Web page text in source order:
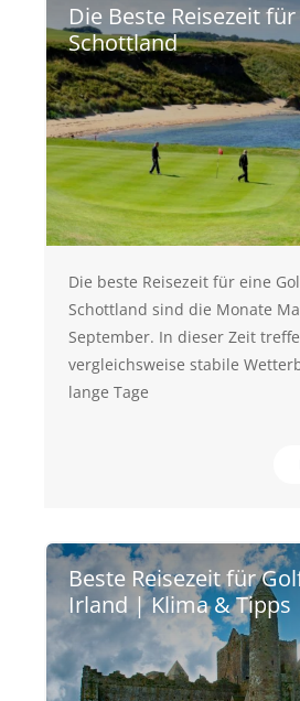
Die Beste Reisezeit
Schottland
Die beste Reisezeit für eine
Schottland sind die Monate
September. In dieser Zeit
vergleichsweise stabile
lange Tage
Beste Reisezeit für
Irland | Klima & Tipps